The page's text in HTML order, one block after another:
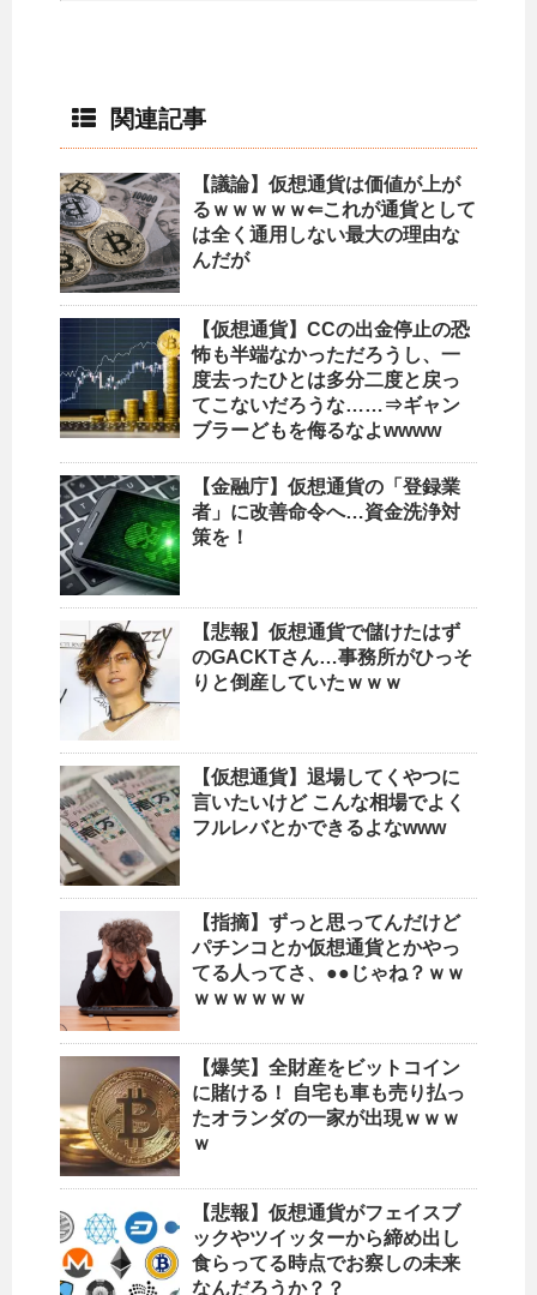
関連記事
【議論】仮想通貨は価値が上が
るｗｗｗｗｗ⇐これが通貨として
は全く通用しない最大の理由な
んだが
【仮想通貨】CCの出金停止の恐
怖も半端なかっただろうし、一
度去ったひとは多分二度と戻っ
てこないだろうな……⇒ギャン
ブラーどもを侮るなよwwww
【金融庁】仮想通貨の「登録業
者」に改善命令へ…資金洗浄対
策を！
【悲報】仮想通貨で儲けたはず
のGACKTさん…事務所がひっそ
りと倒産していたｗｗｗ
【仮想通貨】退場してくやつに
言いたいけど こんな相場でよく
フルレバとかできるよなwww
【指摘】ずっと思ってんだけど
パチンコとか仮想通貨とかやっ
てる人ってさ、●●じゃね？ｗｗ
ｗｗｗｗｗｗ
【爆笑】全財産をビットコイン
に賭ける！ 自宅も車も売り払っ
たオランダの一家が出現ｗｗｗ
ｗ
【悲報】仮想通貨がフェイスブ
ックやツイッターから締め出し
食らってる時点でお察しの未来
なんだろうか？？